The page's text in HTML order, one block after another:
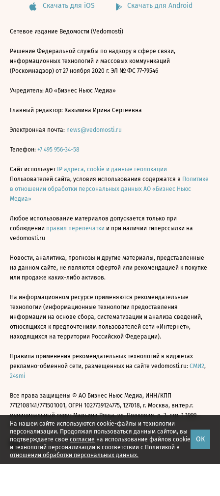
На нашем сайте используются cookie-файлы и технологии
персонализации. Продолжая пользоваться данным сайтом, вы
подтверждаете свое согласие на использование файлов cookie
и технологий персонализации в соответствии с Политикой в
отношении обработки персональных данных.
ОК
Скачать для iOS Скачать для Android
Сетевое издание Ведомости (Vedomosti)
Решение Федеральной службы по надзору в сфере связи,
информационных технологий и массовых коммуникаций
(Роскомнадзор) от 27 ноября 2020 г. ЭЛ № ФС 77-79546
Учредитель: АО «Бизнес Ньюс Медиа»
Главный редактор: Казьмина Ирина Сергеевна
Электронная почта: news@vedomosti.ru
Телефон: +7 495 956-34-58
Сайт использует IP адреса, cookie и данные геолокации
Пользователей сайта, условия использования содержатся в Политике
в отношении обработки персональных данных АО «Бизнес Ньюс
Медиа»
Любое использование материалов допускается только при
соблюдении правил перепечатки и при наличии гиперссылки на
vedomosti.ru
Новости, аналитика, прогнозы и другие материалы, представленные
на данном сайте, не являются офертой или рекомендацией к покупке
или продаже каких-либо активов.
На информационном ресурсе применяются рекомендательные
технологии (информационные технологии предоставления
информации на основе сбора, систематизации и анализа сведений,
относящихся к предпочтениям пользователей сети «Интернет»,
находящихся на территории Российской Федерации).
Правила применения рекомендательных технологий в виджетах
рекламно-обменной сети, размещенных на сайте vedomosti.ru: СМИ2,
24smi
Все права защищены © АО Бизнес Ньюс Медиа, ИНН/КПП
7712108141/771501001, ОГРН 1027739124775, 127018, г. Москва, вн.тер.г.
муниципальный округ Марьина Роща, ул. Полковая, д. 3, стр. 1 1999—
2026